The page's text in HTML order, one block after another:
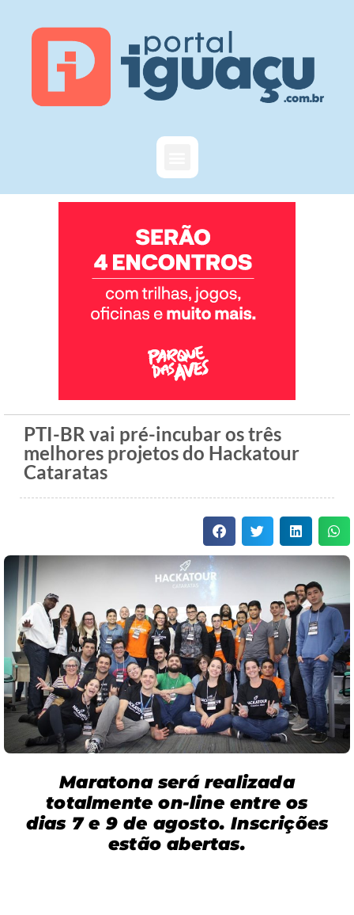
PTI-BR vai pré-incubar os três
melhores projetos do Hackatour
Cataratas
Maratona será realizada
totalmente on-line entre os
dias 7 e 9 de agosto. Inscrições
estão abertas.